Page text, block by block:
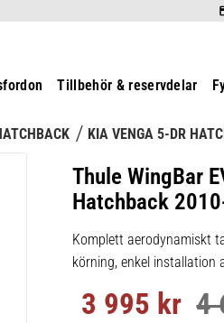
Tillbehör & reservdelar
KIA VENGA 5-DR
Thule WingBar
Hatchback
Komplett aerodynamiskt
körning, enkel installation
Nedsatt pris:
3 995 kr 4